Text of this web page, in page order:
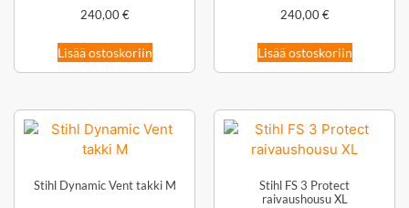
240,00€
Lisää ostoskoriin
240,00€
Lisää ostoskoriin
Stihl Dynamic Vent takki M
Stihl FS 3 Protect
raivaushousu XL